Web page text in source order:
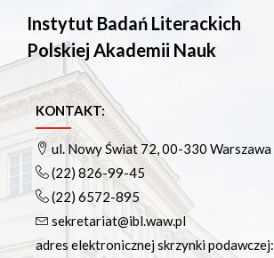
Instytut Badań Literackich
Polskiej Akademii Nauk
KONTAKT:
ul. Nowy Świat 72, 00-330 Warszawa
(22) 826-99-45
(22) 6572-895
sekretariat@ibl.waw.pl
adres elektronicznej skrzynki podawczej: